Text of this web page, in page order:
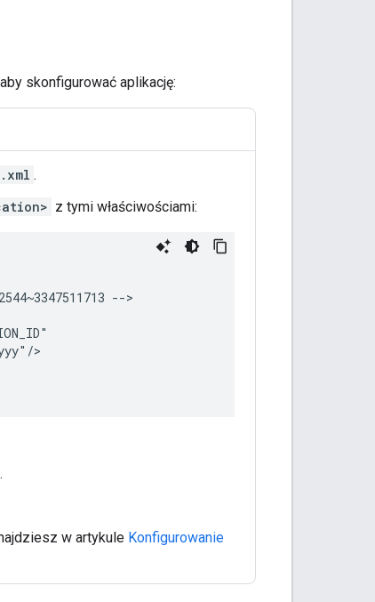
skonfigurować aplikację:
.
z tymi właściwościami:
.
w artykule Konfigurowanie